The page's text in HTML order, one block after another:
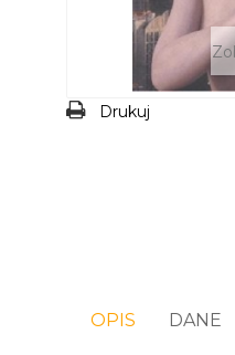
Drukuj
OPIS DANE